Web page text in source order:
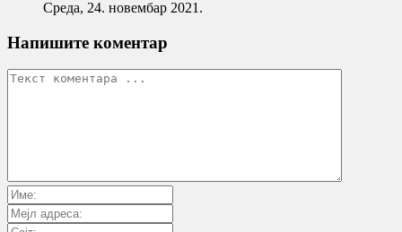
Cреда, 24. новембар 2021.
Напишите коментар